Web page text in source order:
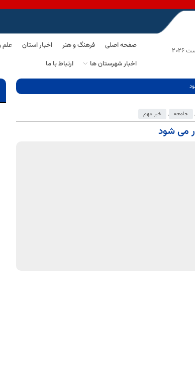
صفحه اصلی فرهنگ و هنر اخبار استان علم
اخبار شهرستان ها
ارتباط با ما
, جامعه , خبر مهم
می شود